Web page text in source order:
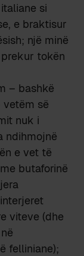
si
e braktisur
një minë
tokën
– bashkë
vetëm së
nuk i
ndihmojnë
e vet të
butaforinë
viteve (dhe
felliniane);